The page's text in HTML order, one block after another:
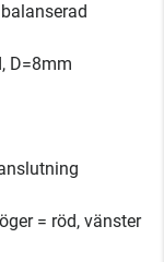
D=8mm
= röd, vänster